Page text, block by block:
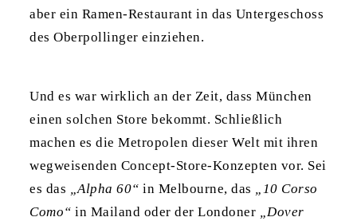
aber ein Ramen-Restaurant in das Untergeschoss
des Oberpollinger einziehen.
Und es war wirklich an der Zeit, dass München
einen solchen Store bekommt. Schließlich
machen es die Metropolen dieser Welt mit ihren
wegweisenden Concept-Store-Konzepten vor. Sei
es das „Alpha 60“ in Melbourne, das „10 Corso
Como“ in Mailand oder der Londoner „Dover